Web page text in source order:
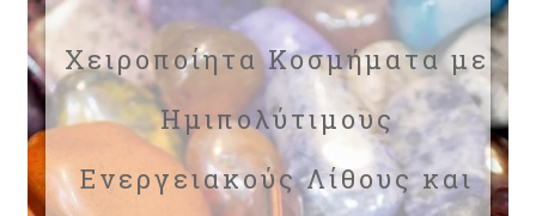
μενού
ΙΔΙΟΤΗΤΕΣ ΚΡΥΣΤΑΛΛΩΝ
υπό-
μενού
ΕΠΙΚΟΙΝΩΝΙΑ
Χειροποίητα Κοσμήματα με
Ημιπολύτιμους
Ενεργειακούς Λίθους και